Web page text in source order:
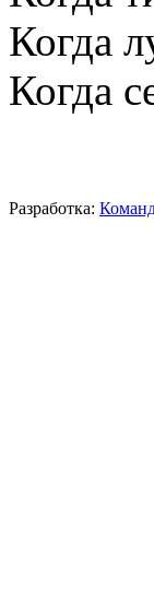
Когда
Когда
Разработка: